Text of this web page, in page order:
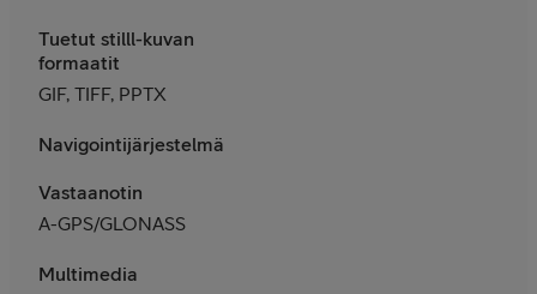
Tuetut stilll-kuvan
formaatit
GIF, TIFF, PPTX
Navigointijärjestelmä
Vastaanotin
A-GPS/GLONASS
Multimedia